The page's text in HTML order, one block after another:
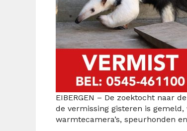
EIBERGEN – De zoektocht naar
de vermissing gisteren is
warmtecamera’s, speurhonden